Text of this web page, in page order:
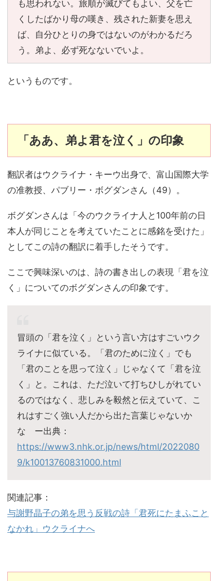
も思われない。旅順が滅びてもよい、父を亡
くしたばかり母の嘆き、残された新妻を思え
ば、自分ひとりの身ではないのがわかるだろ
う。弟よ、必ず死なないでいよ。
というものです。
「ああ、弟よ君を泣く」の印象
翻訳者はウクライナ・キーウ出身で、富山国際大学
の准教授、パブリー・ボグダンさん（49）。
ボグダンさんは「今のウクライナ人と100年前の日
本人が同じことを考えていたことに感銘を受けた」
としてこの詩の翻訳に着手したそうです。
ここで興味深いのは、詩の書き出しの表現「君を泣
く」についてのボグダンさんの印象です。
冒頭の「君を泣く」という言い方はすごいウク
ライナに似ている。「君のために泣く」でも
「君のことを思って泣く」じゃなくて「君を泣
く」と。これは、ただ泣いて打ちひしがれてい
るのではなく、悲しみを毅然と伝えていて、こ
れはすごく強い人だから出た言葉じゃないか
な ー出典：
https://www3.nhk.or.jp/news/html/2022080
9/k10013760831000.html
関連記事：
与謝野晶子の弟を思う反戦の詩「君死にたまふこと
なかれ」ウクライナへ